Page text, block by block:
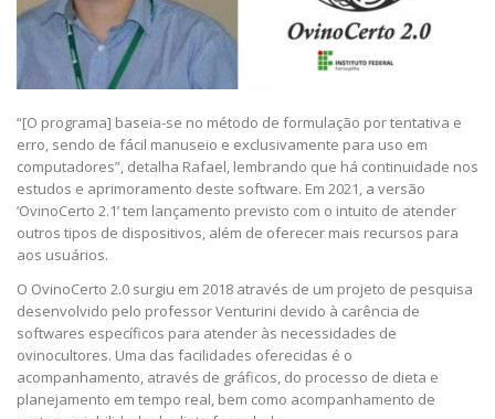
“[O programa] baseia-se no método de formulação por tentativa e
erro, sendo de fácil manuseio e exclusivamente para uso em
computadores”, detalha Rafael, lembrando que há continuidade nos
estudos e aprimoramento deste software. Em 2021, a versão
‘OvinoCerto 2.1’ tem lançamento previsto com o intuito de atender
outros tipos de dispositivos, além de oferecer mais recursos para
aos usuários.
O OvinoCerto 2.0 surgiu em 2018 através de um projeto de pesquisa
desenvolvido pelo professor Venturini devido à carência de
softwares específicos para atender às necessidades de
ovinocultores. Uma das facilidades oferecidas é o
acompanhamento, através de gráficos, do processo de dieta e
planejamento em tempo real, bem como acompanhamento de